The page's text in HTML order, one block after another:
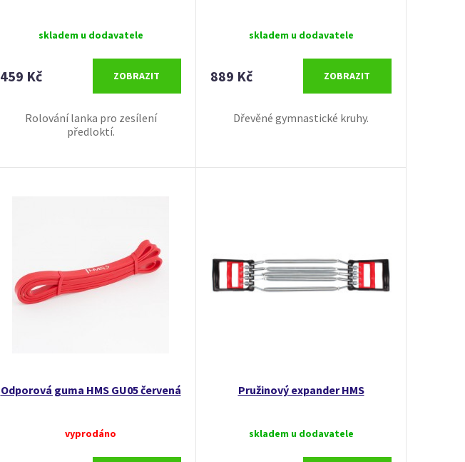
skladem u dodavatele
459 Kč ZOBRAZIT
Rolování lanka pro zesílení
předloktí.
skladem u dodavatele
889 Kč ZOBRAZIT
Dřevěné gymnastické kruhy.
Odporová guma HMS GU05 červená
vyprodáno
Pružinový expander HMS
skladem u dodavatele